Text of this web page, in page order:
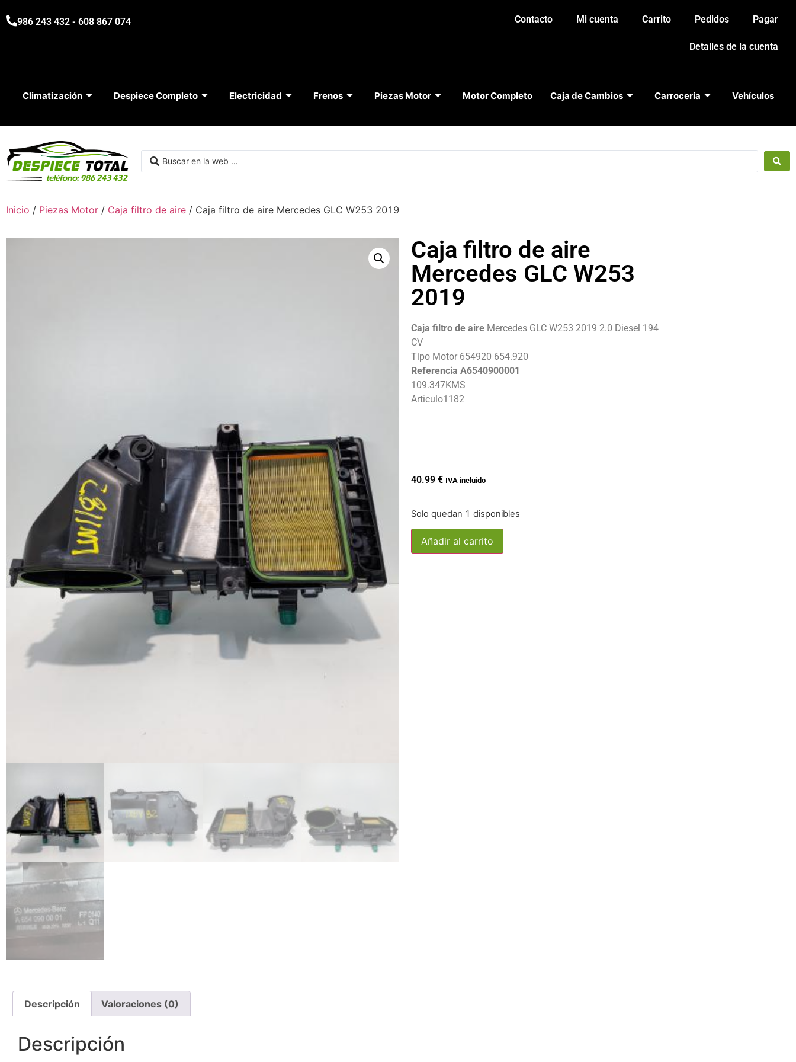
986 243 432 - 608 867 074 Contacto Mi cuenta Carrito Pedidos Pagar
Detalles de la cuenta
Climatización Despiece Completo Electricidad Frenos Piezas Motor Motor Completo Caja de Cambios Carrocería Vehículos
Inicio / Piezas Motor / Caja filtro de aire / Caja filtro de aire Mercedes GLC W253 2019
Caja filtro de aire
Mercedes GLC W253
2019
Caja filtro de aire Mercedes GLC W253 2019 2.0 Diesel 194
CV
Tipo Motor 654920 654.920
Referencia A6540900001
109.347KMS
Articulo1182
40.99 € IVA incluido
Solo quedan 1 disponibles
Añadir al carrito
Descripción Valoraciones (0)
Descripción